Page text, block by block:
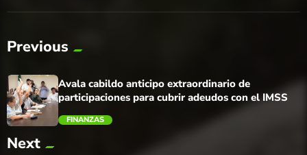
Previous
Avala cabildo anticipo extraordinario de
participaciones para cubrir adeudos con el IMSS
FINANZAS
Next